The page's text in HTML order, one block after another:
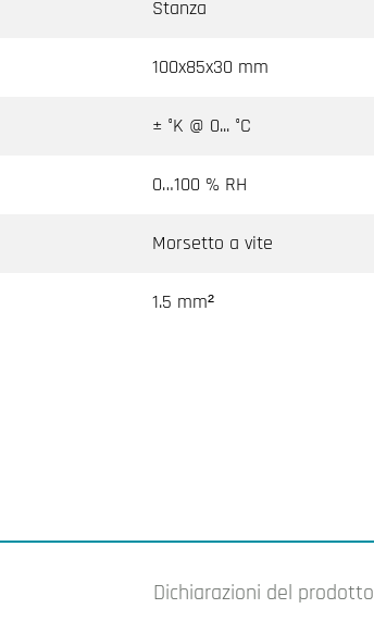
Stanza
100x85x30 mm
± °K @ 0... °C
0…100 % RH
Morsetto a vite
1.5 mm²
Dichiarazioni del prodotto